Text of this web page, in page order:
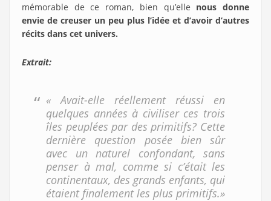
mémorable de ce roman, bien qu’elle nous donne
envie de creuser un peu plus l’idée et d’avoir d’autres
récits dans cet univers.
Extrait:
« Avait-elle réellement réussi en
quelques années à civiliser ces trois
îles peuplées par des primitifs? Cette
dernière question posée bien sûr
avec un naturel confondant, sans
penser à mal, comme si c’était les
continentaux, des grands enfants, qui
étaient finalement les plus primitifs.»